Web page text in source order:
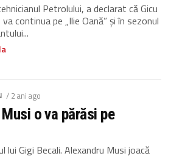
Petrolului, a declarat că Gicu
continua pe „Ilie Oană” și în sezonul
/ 2 ani ago
o va părăsi pe
lui Gigi Becali. Alexandru Musi joacă